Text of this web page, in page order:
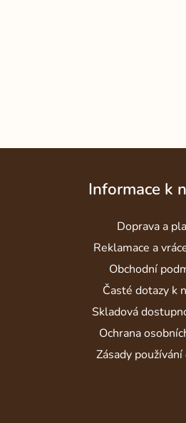
Informace k
Doprava a
Reklamace a
Obchodní
Časté dotazy k
Skladová
Ochrana
Zásady používání